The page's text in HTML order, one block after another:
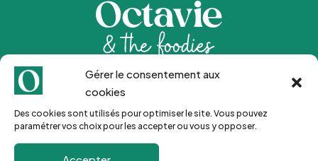
Gérer le consentement aux
cookies
Des cookies sont utilisés pour optimiser le site. Vous pouvez
paramétrer vos choix pour les accepter ou vous y opposer.
Inscription Newsletter 🍒